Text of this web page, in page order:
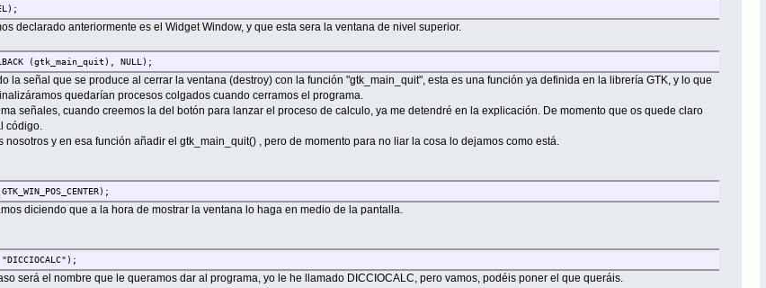
declarado anteriormente es el Widget Window, y que esta sera la ventana de nivel superior.
(gtk_main_quit), NULL);
la señal que se produce al cerrar la ventana (destroy) con la función "gtk_main_quit", esta es una función ya definida en la librería GTK, y lo que
quedarían procesos colgados cuando cerramos el programa.
señales, cuando creemos la del botón para lanzar el proceso de calculo, ya me detendré en la explicación. De momento que os quede claro
código.
y en esa función añadir el gtk_main_quit() , pero de momento para no liar la cosa lo dejamos como está.
diciendo que a la hora de mostrar la ventana lo haga en medio de la pantalla.
será el nombre que le queramos dar al programa, yo le he llamado DICCIOCALC, pero vamos, podéis poner el que queráis.